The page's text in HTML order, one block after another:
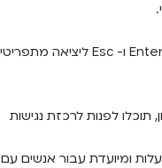
או בסרטון, תוכלו לפנות לרכזת נגישות
ומיועדת עבור אנשים עם